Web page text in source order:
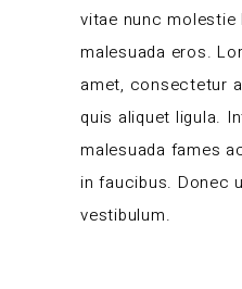
vitae nunc
malesuada eros.
amet, consectetur
quis aliquet ligula.
malesuada fames
in faucibus. Donec
vestibulum.